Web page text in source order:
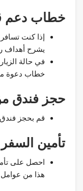
خطاب دعم
إذا كنت
يشرح أهداف
في حالة
خطاب دعوة
حجز فندق
قم بحجز فندق
تأمين السفر
احصل على
هذا من عوامل